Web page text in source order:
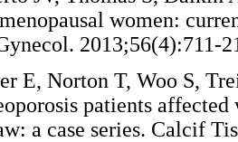
women:
Gynecol.
E, Norton T, Woo S,
patients
a case series.